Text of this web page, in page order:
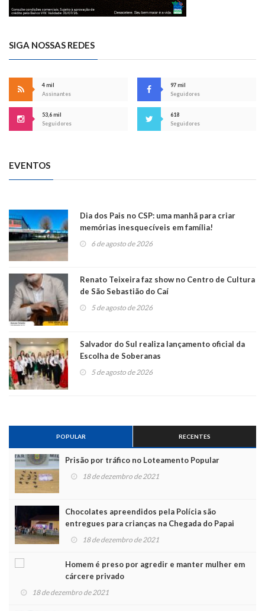
SIGA NOSSAS REDES
4 mil
Assinantes
97 mil
Seguidores
53,6 mil
Seguidores
618
Seguidores
EVENTOS
Dia dos Pais no CSP: uma manhã para criar
memórias inesquecíveis em família!
6 de agosto de 2026
Renato Teixeira faz show no Centro de Cultura
de São Sebastião do Caí
5 de agosto de 2026
Salvador do Sul realiza lançamento oficial da
Escolha de Soberanas
5 de agosto de 2026
POPULAR RECENTES
Prisão por tráfico no Loteamento Popular
18 de dezembro de 2021
Chocolates apreendidos pela Polícia são
entregues para crianças na Chegada do Papai
Noel
18 de dezembro de 2021
Homem é preso por agredir e manter mulher em
cárcere privado
18 de dezembro de 2021